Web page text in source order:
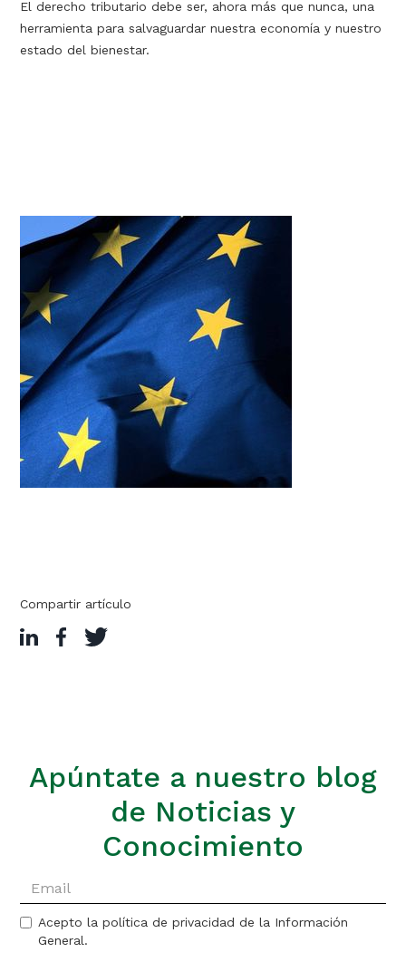
El derecho tributario debe ser, ahora más que nunca, una
herramienta para salvaguardar nuestra economía y nuestro
estado del bienestar.
Compartir artículo
Apúntate a nuestro blog
de Noticias y
Conocimiento
Acepto la política de privacidad de la Información
General.